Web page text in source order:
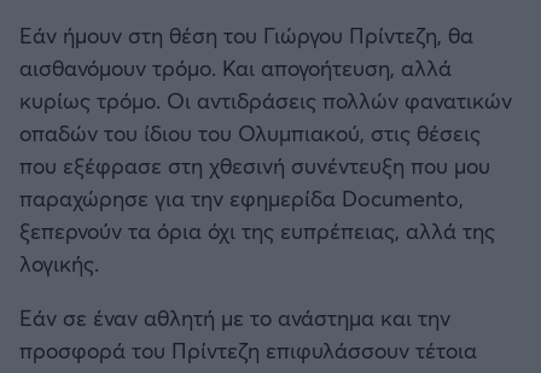
Κηφισιά
Αστέρας Τρίπολης
Παναιτωλικός
Ηρακλής
Eάν ήμουν στη θέση του Γιώργου Πρίντεζη, θα
αισθανόμουν τρόμο. Και απογοήτευση, αλλά
κυρίως τρόμο. Οι αντιδράσεις πολλών φανατικών
οπαδών του ίδιου του Ολυμπιακού, στις θέσεις
που εξέφρασε στη χθεσινή συνέντευξη που μου
παραχώρησε για την εφημερίδα Documento,
ξεπερνούν τα όρια όχι της ευπρέπειας, αλλά της
λογικής.
Εάν σε έναν αθλητή με το ανάστημα και την
προσφορά του Πρίντεζη επιφυλάσσουν τέτοια